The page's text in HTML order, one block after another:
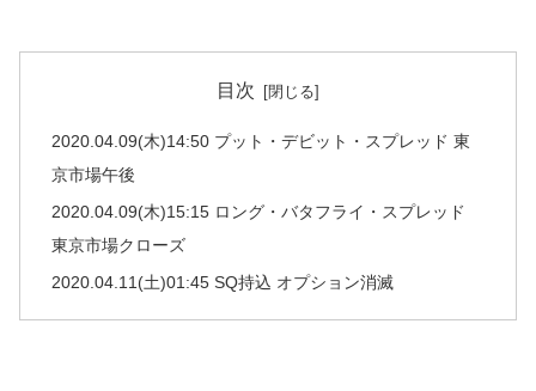
目次
2020.04.09(木)14:50 プット・デビット・スプレッド 東
京市場午後
2020.04.09(木)15:15 ロング・バタフライ・スプレッド
東京市場クローズ
2020.04.11(土)01:45 SQ持込 オプション消滅